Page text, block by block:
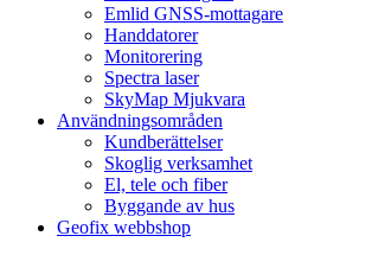
Emlid GNSS-mottagare
Handdatorer
Monitorering
Spectra laser
SkyMap Mjukvara
Användningsområden
Kundberättelser
Skoglig verksamhet
El, tele och fiber
Byggande av hus
Geofix webbshop